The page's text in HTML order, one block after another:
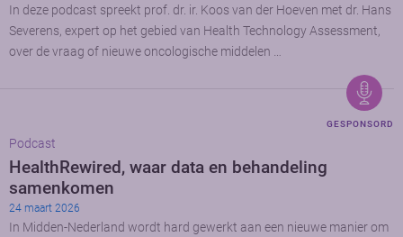
In deze podcast spreekt prof. dr. ir. Koos van der Hoeven met dr. Hans
Severens, expert op het gebied van Health Technology Assessment,
over de vraag of nieuwe oncologische middelen …
GESPONSORD
Podcast
HealthRewired, waar data en behandeling
samenkomen
24 maart 2026
In Midden-Nederland wordt hard gewerkt aan een nieuwe manier om